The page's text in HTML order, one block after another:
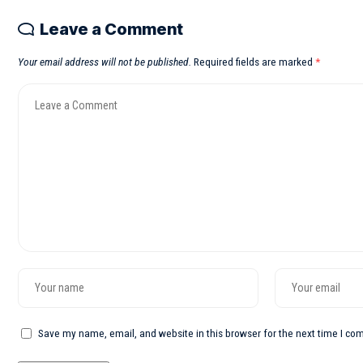
Leave a Comment
Your email address will not be published. Required fields are marked *
Save my name, email, and website in this browser for the next time I